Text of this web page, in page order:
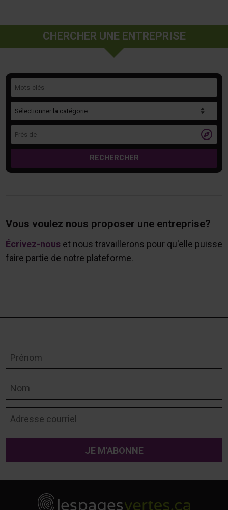
CHERCHER UNE ENTREPRISE

RECHERCHER
Vous voulez nous proposer une entreprise?
Écrivez-nouset nous travaillerons pour qu'elle puisse
faire partie de notre plateforme.